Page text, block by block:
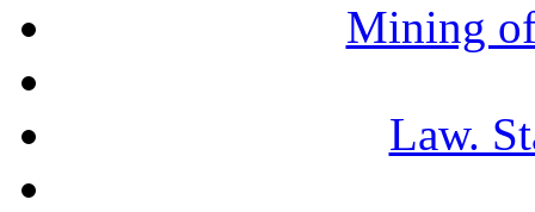
Mining
Law.